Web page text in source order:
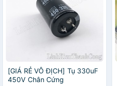
[GIÁ RẺ VÔ ĐỊCH] Tụ 330uF
450V Chân Cứng